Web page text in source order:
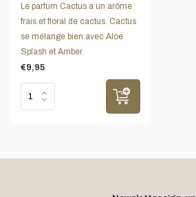
Le parfum Cactus a un arôme
frais et floral de cactus. Cactus
se mélange bien avec Aloe
Splash et Amber.
€9,95